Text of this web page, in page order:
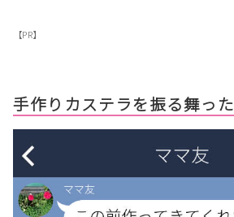
【PR】
手作りカステラを振る舞った